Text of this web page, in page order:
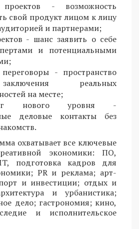
проектов - возможность
свой продукт лицом к лицу
и партнерами;
- шанс заявить о себе
и потенциальными
- пространство
реальных
на месте;
нового уровня -
деловые контакты без
охватывает все ключевые
экономики: ПО,
подготовка кадров для
PR и реклама; арт-
и инвестиции; отдых и
и урбанистика;
дело; гастрономия; кино,
и исполнительское